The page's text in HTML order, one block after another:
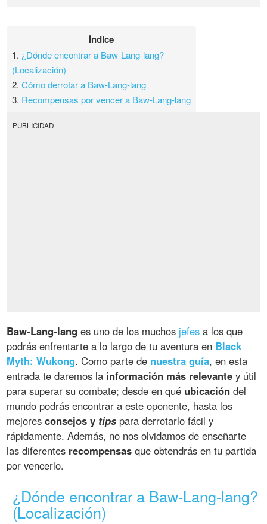
Índice
1. ¿Dónde encontrar a Baw-Lang-lang?
(Localización)
2.Cómo derrotar a Baw-Lang-lang
3. Recompensas por vencer a Baw-Lang-lang
PUBLICIDAD
Baw-Lang-lang es uno de los muchos jefes a los que
podrás enfrentarte a lo largo de tu aventura en Black
Myth: Wukong. Como parte de nuestra guía, en esta
entrada te daremos la información más relevante y útil
para superar su combate; desde en qué ubicación del
mundo podrás encontrar a este oponente, hasta los
mejoresconsejos y tipspara derrotarlo fácil y
rápidamente. Además, no nos olvidamos de enseñarte
las diferentes recompensas que obtendrás en tu partida
por vencerlo.
¿Dónde encontrar a Baw-Lang-lang?
(Localización)